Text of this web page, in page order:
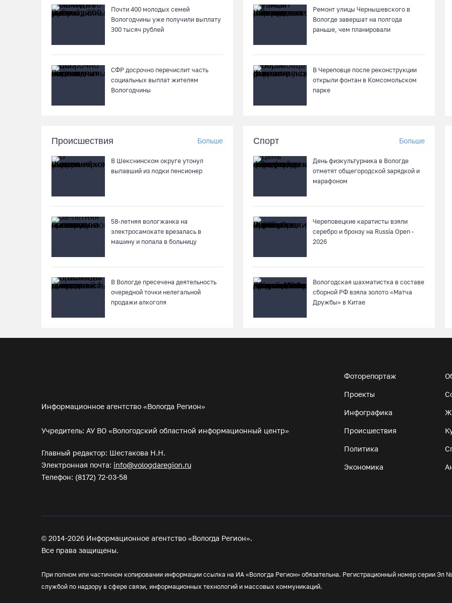
Почти 400 молодых семей
Вологодчины уже получили выплату
300 тысяч рублей
СФР досрочно перечислит часть
социальных выплат жителям
Вологодчины
Ремонт улицы Чернышевского в
Вологде завершат на полгода
раньше, чем планировали
В Череповце после реконструкции
открыли фонтан в Комсомольском
парке
Происшествия Больше
В Шекснинском округе утонул
выпавший из лодки пенсионер
58-летняя вологжанка на
электросамокате врезалась в
машину и попала в больницу
В Вологде пресечена деятельность
очередной точки нелегальной
продажи алкоголя
Спорт Больше
День физкультурника в Вологде
отметят общегородской зарядкой и
марафоном
Череповецкие каратисты взяли
серебро и бронзу на Russia Open -
2026
Вологодская шахматистка в составе
сборной РФ взяла золото «Матча
Дружбы» в Китае
Информационное агентство «Вологда Регион»
Учредитель: АУ ВО «Вологодский областной информационный центр»
Главный редактор: Шестакова Н.Н.
Электронная почта: info@vologdaregion.ru
Телефон: (8172) 72-03-58
Фоторепортаж
Проекты
Инфографика
Происшествия
Политика
Экономика
© 2014-2026 Информационное агентство «Вологда Регион».
Все права защищены.
При полном или частичном копировании информации ссылка на ИА «Вологда Регион» обязательна. Регистрационный номер серии Эл
службой по надзору в сфере связи, информационных технологий и массовых коммуникаций.